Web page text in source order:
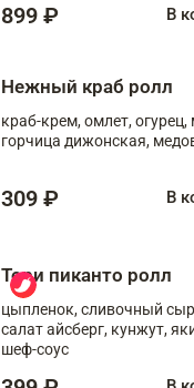
899 ₽ В
Нежный краб ролл
краб-крем, омлет, огурец,
горчица дижонская,
309 ₽ В
Тори пиканто ролл
цыпленок, сливочный
салат айсберг, кунжут,
шеф-соус